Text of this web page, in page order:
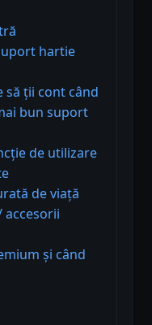
hartie
să ții cont când
bun suport
de utilizare
de viață
accesorii
și când